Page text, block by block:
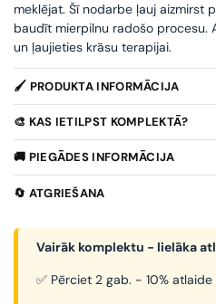
meklējat. Šī nodarbe ļauj aizmirst
baudīt mierpilnu radošo procesu.
un ļaujieties krāsu terapijai.
🖌️ PRODUKTA INFORMĀCIJA
🎨 KAS IETILPST KOMPLEKTĀ?
🚚 PIEGĀDES INFORMĀCIJA
🔄 ATGRIEŠANA
Vairāk komplektu - lielāka
✅ Pērciet 2 gab. - 10% atlaide